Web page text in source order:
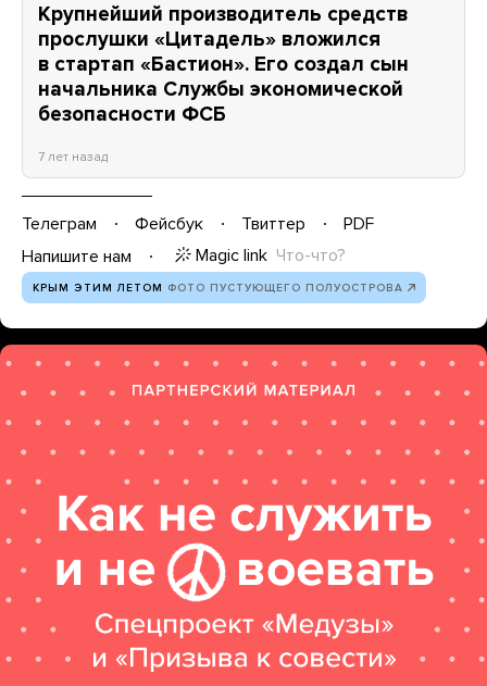
Крупнейший производитель средств
прослушки «Цитадель» вложился
в стартап «Бастион». Его создал сын
начальника Службы экономической
безопасности ФСБ
7 лет назад
Телеграм Фейсбук Твиттер
PDF
Напишите нам
Magic link Что-что?
КРЫМ ЭТИМ ЛЕТОМ ФОТО ПУСТУЮЩЕГО ПОЛУОСТРОВА